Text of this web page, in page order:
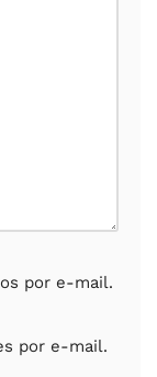
por e-mail.
por e-mail.